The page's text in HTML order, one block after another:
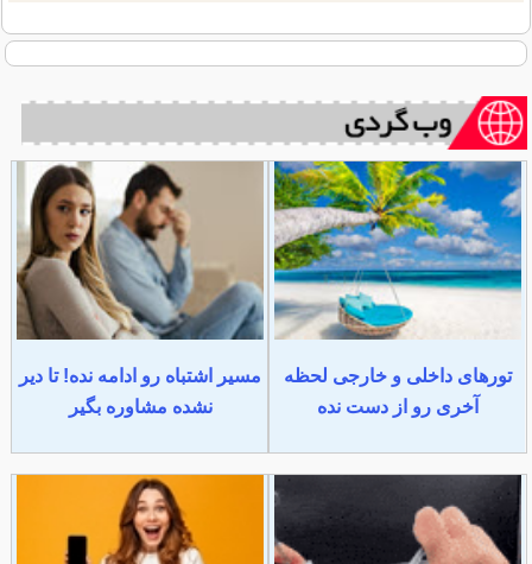
تورهای داخلی و خارجی لحظه
آخری رو از دست نده
مسیر اشتباه رو ادامه نده! تا دیر
نشده مشاوره بگیر